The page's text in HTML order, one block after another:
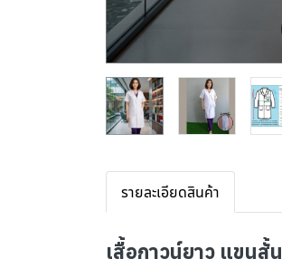
รายละเอียดสินค้า
เสื้อกาวน์ยาว แขนสั้น